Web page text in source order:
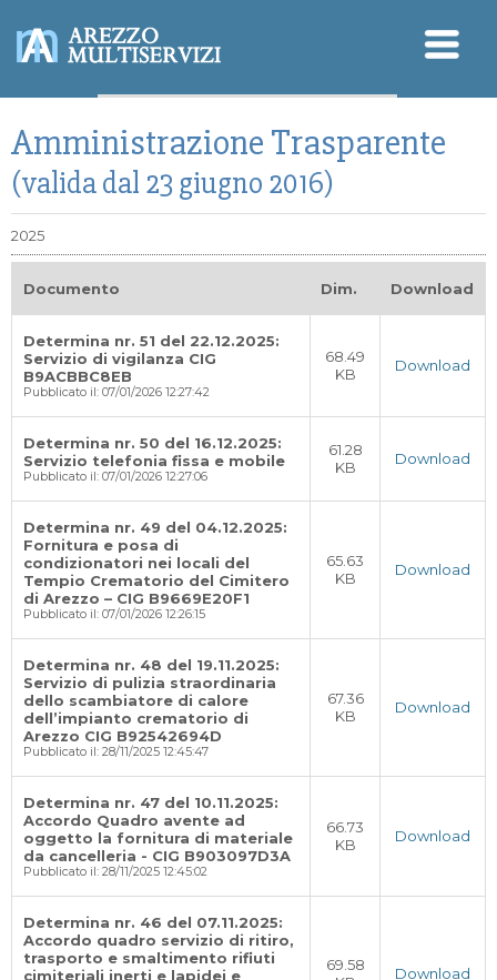
Qualità - Ambiente
Modello Organizzativo
D.Lgs. 196/2003 (Privacy)
Amministrazione Trasparente
(valida dal 23 giugno 2016)
2025
Documento Dim. Download
Determina nr. 51 del 22.12.2025:
Servizio di vigilanza CIG
B9ACBBC8EB
Pubblicato il: 07/01/2026 12:27:42
68.49
KB
Download
Determina nr. 50 del 16.12.2025:
Servizio telefonia fissa e mobile
Pubblicato il: 07/01/2026 12:27:06
61.28
KB
Download
Determina nr. 49 del 04.12.2025:
Fornitura e posa di
condizionatori nei locali del
Tempio Crematorio del Cimitero
di Arezzo – CIG B9669E20F1
Pubblicato il: 07/01/2026 12:26:15
65.63
KB
Download
Determina nr. 48 del 19.11.2025:
Servizio di pulizia straordinaria
dello scambiatore di calore
dell’impianto crematorio di
Arezzo CIG B92542694D
Pubblicato il: 28/11/2025 12:45:47
67.36
KB
Download
Determina nr. 47 del 10.11.2025:
Accordo Quadro avente ad
oggetto la fornitura di materiale
da cancelleria - CIG B903097D3A
Pubblicato il: 28/11/2025 12:45:02
66.73
KB
Download
Determina nr. 46 del 07.11.2025:
Accordo quadro servizio di ritiro,
trasporto e smaltimento rifiuti
cimiteriali inerti e lapidei e
69.58
Download